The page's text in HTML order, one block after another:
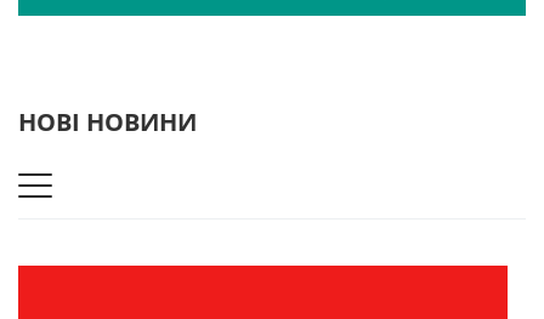
НОВІ НОВИНИ